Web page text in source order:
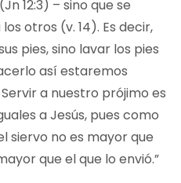
12:3) – sino que se
otros (v. 14). Es decir,
pies, sino lavar los pies
así estaremos
a nuestro prójimo es
a Jesús, pues como
siervo no es mayor que
que el que lo envió.”